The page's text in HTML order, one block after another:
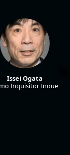
Issei Ogata
Inquisitor Inoue